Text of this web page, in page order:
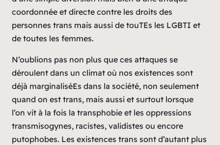
coordonnée et directe contre les droits des
personnes trans mais aussi de touTEs les LGBTI et
de toutes les femmes.
N’oublions pas non plus que ces attaques se
déroulent dans un climat où nos existences sont
déjà marginaliséEs dans la société, non seulement
quand on est trans, mais aussi et surtout lorsque
l’on vit à la fois la transphobie et les oppressions
transmisogynes, racistes, validistes ou encore
putophobes. Les existences trans sont d’autant plus